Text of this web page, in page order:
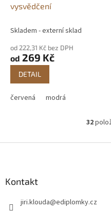
vysvědčení
Skladem - externí sklad
od 222,31 Kč bez DPH
od 269 Kč
DETAIL
červená modrá
32
Kontakt
jiri.klouda@ediplomky.cz